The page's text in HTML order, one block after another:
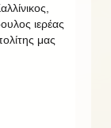
ιερέας
μας